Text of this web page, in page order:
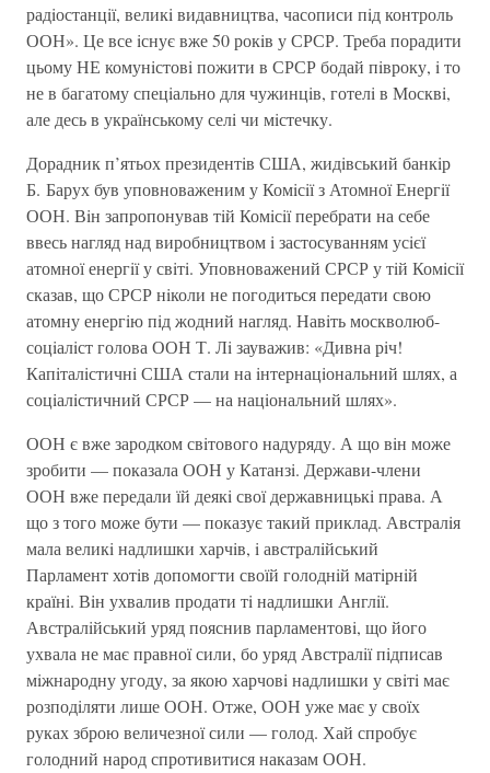
радiостанцiї, великi видавництва, часописи пiд контроль
ООН». Це все iснує вже 50 рокiв у СРСР. Треба порадити
цьому НЕ комунiстовi пожити в СРСР бодай пiвроку, i то
не в багатому спецiально для чужинцiв, готелi в Москвi,
але десь в українському селi чи мiстечку.
Дорадник п’ятьох президентiв США, жидiвський банкiр
Б. Барух був уповноваженим у Комiсiї з Атомної Енергiї
ООН. Вiн запропонував тiй Комiсiї перебрати на себе
ввесь нагляд над виробництвом i застосуванням усiєї
атомної енергiї у свiтi. Уповноважений СРСР у тiй Комiсiї
сказав, що СРСР нiколи не погодиться передати свою
атомну енергiю пiд жодний нагляд. Навiть москволюб-
соцiалiст голова ООН Т. Лi зауважив: «Дивна рiч!
Капiталiстичнi США стали на iнтернацiональний шлях, а
соцiалiстичний СРСР — на нацiональний шлях».
ООН є вже зародком свiтового надуряду. А що вiн може
зробити — показала ООН у Катанзi. Держави-члени
ООН вже передали їй деякi свої державницькi права. А
що з того може бути — показує такий приклад. Австралiя
мала великi надлишки харчiв, i австралiйський
Парламент хотiв допомогти своїй голоднiй матiрнiй
країнi. Вiн ухвалив продати тi надлишки Англiї.
Австралiйський уряд пояснив парламентовi, що його
ухвала не має правної сили, бо уряд Австралiї пiдписав
мiжнародну угоду, за якою харчовi надлишки у свiтi має
розподiляти лише ООН. Отже, ООН уже має у своїх
руках зброю величезної сили — голод. Хай спробує
голодний народ спротивитися наказам ООН.